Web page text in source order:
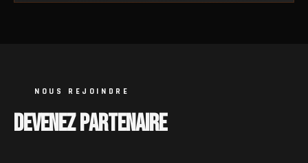
NOUS REJOINDRE
DEVENEZ PARTENAIRE